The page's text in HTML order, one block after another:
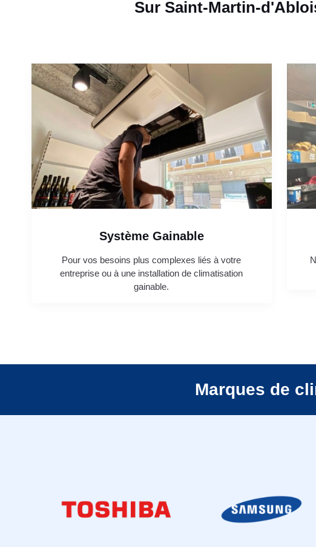
Sur Saint-Martin-
Système Gainable
Pour vos besoins plus complexes liés à votre
entreprise ou à une installation de climatisation
gainable.
Marques de